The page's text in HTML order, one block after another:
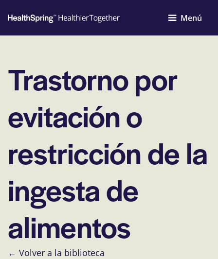
Menú
Trastorno por
evitación o
restricción de la
ingesta de
alimentos
← Volver a la biblioteca